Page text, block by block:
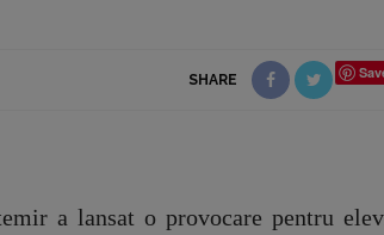
SHARE
a lansat o provocare pentru